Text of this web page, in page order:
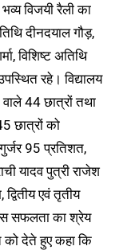
विजयी रैली का
दीनदयाल गौड़,
विशिष्ट अतिथि
रहे। विद्यालय
44 छात्रों तथा
छात्रों को
95 प्रतिशत,
यादव पुत्री राजेश
एवं तृतीय
सफलता का श्रेय
को देते हुए कहा कि